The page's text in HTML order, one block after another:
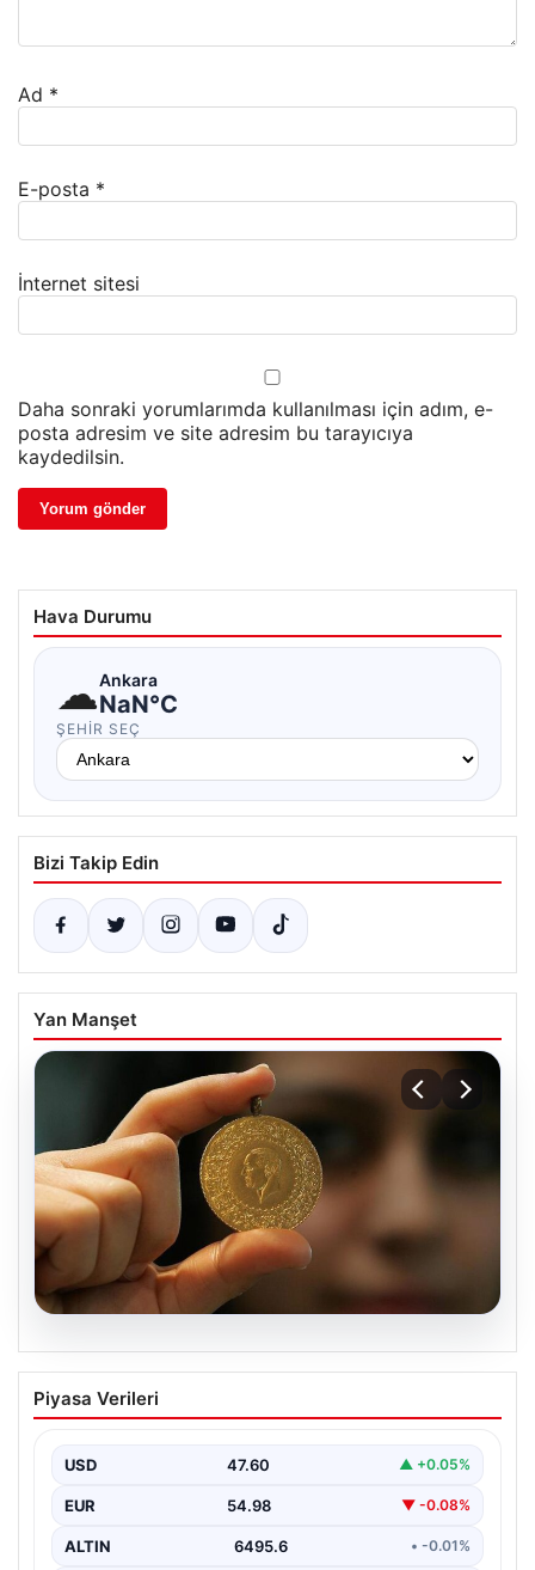
Ad *
E-posta *
İnternet sitesi
Daha sonraki yorumlarımda kullanılması için adım, e-
posta adresim ve site adresim bu tarayıcıya
kaydedilsin.
Hava Durumu
☁Ankara
NaN°C
ŞEHIR SEÇ
Bizi Takip Edin
Yan Manşet
Altın fiyatları canlı grafik 22 Mayıs: Altın
fiyatları ne oldu, düştü mü, çıktı mı?
fiyatları
Altın fiyatlarında son durum merak ediliyor. Ankara
Bölge Adliye Mahkemesi’nin CHP'ye mutlak butlan
Piyasa Verileri
USD 47.60 ▲ +0.05%
EUR 54.98 ▼ -0.08%
ALTIN 6495.6 • -0.01%